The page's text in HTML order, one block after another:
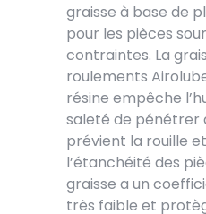
graisse à base de
pour les pièces
contraintes. La
roulements
résine empêche
saleté de pénétrer
prévient la rouille
l’étanchéité des
graisse a un
très faible et